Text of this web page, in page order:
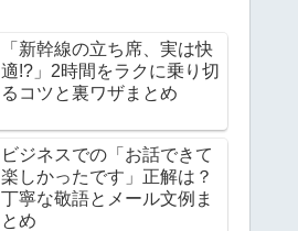
「新幹線の立ち席、実は快
適!?」2時間をラクに乗り切
るコツと裏ワザまとめ
ビジネスでの「お話できて
楽しかったです」正解は？
丁寧な敬語とメール文例ま
とめ